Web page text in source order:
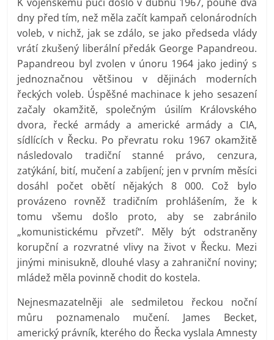
dny před tím, než měla začít kampaň celonárodních
voleb, v nichž, jak se zdálo, se jako předseda vlády
vrátí zkušený liberální předák George Papandreou.
Papandreou byl zvolen v únoru 1964 jako jediný s
jednoznačnou většinou v dějinách moderních
řeckých voleb. Úspěšné machinace k jeho sesazení
začaly okamžitě, společným úsilím Královského
dvora, řecké armády a americké armády a CIA,
sídlících v Řecku. Po převratu roku 1967 okamžitě
následovalo tradiční stanné právo, cenzura,
zatýkání, bití, mučení a zabíjení; jen v prvním měsíci
dosáhl počet obětí nějakých 8 000. Což bylo
provázeno rovněž tradičním prohlášením, že k
tomu všemu došlo proto, aby se zabránilo
„komunistickému přvzetí“. Měly být odstraněny
korupční a rozvratné vlivy na život v Řecku. Mezi
jinými minisukně, dlouhé vlasy a zahraniční noviny;
mládež měla povinně chodit do kostela.
Nejnesmazatelněji ale sedmiletou řeckou noční
můru poznamenalo mučení. James Becket,
americký právník, kterého do Řecka vyslala Amnesty